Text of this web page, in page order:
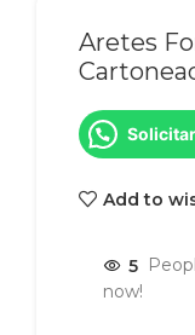
Aretes
Add to
5
now!